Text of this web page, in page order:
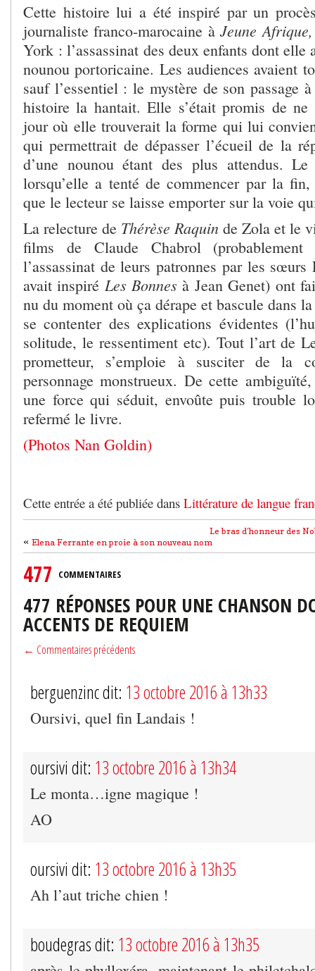
Cette histoire lui a été inspiré par un
journaliste franco-marocaine àJeune Afrique,
York : l’assassinat des deux enfants dont elle
nounou portoricaine. Les audiences avaient
sauf l’essentiel : le mystère de son passage
histoire la hantait. Elle s’était promis de ne
jour où elle trouverait la forme qui lui
qui permettrait de dépasser l’écueil de la
d’une nounou étant des plus attendus.
lorsqu’elle a tenté de commencer par la
que le lecteur se laisse emporter sur la voie
La relecture de Thérèse Raquin de Zola et le
films de Claude Chabrol
l’assassinat de leurs patronnes par les
avait inspiré Les Bonnes à Jean Genet) ont
nu du moment où ça dérape et bascule dans
se contenter des explications évidentes
solitude, le ressentiment etc). Tout l’art de
prometteur, s’emploie à susciter de la
personnage monstrueux. De cette
une force qui séduit, envoûte puis trouble
refermé le livre.
(Photos Nan Goldin)
Cette entrée a été publiée dans Littérature de langue
Le bras d’honneur des
« Elena Ferrante en proie à son nouveau nom
477 COMMENTAIRES
477 RÉPONSES POUR UNE CHANSON
ACCENTS DE REQUIEM
← Commentaires précédents
berguenzinc dit: 13 octobre 2016 à 13h33
Oursivi, quel fin Landais !
oursivi dit: 13 octobre 2016 à 13h34
Le monta…igne magique !
AO
oursivi dit: 13 octobre 2016 à 13h35
Ah l’aut triche chien !
boudegras dit: 13 octobre 2016 à 13h35